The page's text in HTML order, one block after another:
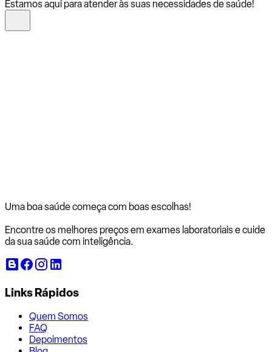
Estamos aqui para atender às suas necessidades de saúde!
Uma boa saúde começa com boas escolhas!
Encontre os melhores preços em exames laboratoriais e cuide
da sua saúde com inteligência.
Links Rápidos
Quem Somos
FAQ
Depoimentos